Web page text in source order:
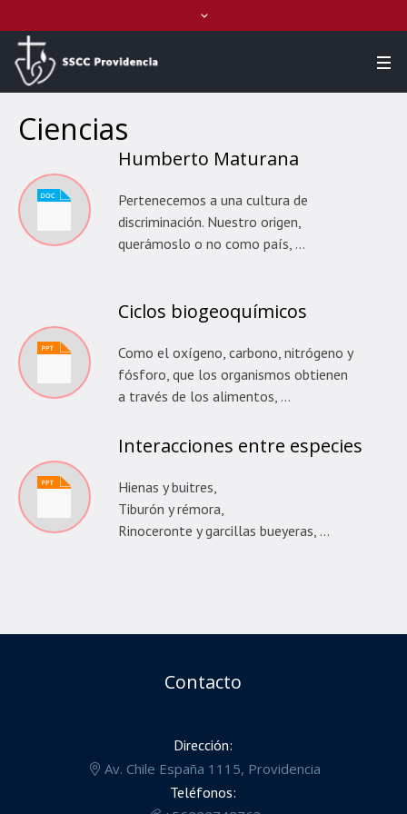
Ciencias
Humberto Maturana
Pertenecemos a una cultura de
discriminación. Nuestro origen,
querámoslo o no como país, …
Ciclos biogeoquímicos
Como el oxígeno, carbono, nitrógeno y
fósforo, que los organismos obtienen
a través de los alimentos, …
Interacciones entre especies
Hienas y buitres,
Tiburón y rémora,
Rinoceronte y garcillas bueyeras, …
Contacto
Dirección:
Av. Chile España 1115, Providencia
Teléfonos: